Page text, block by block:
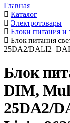
Главная
Каталог
Электротовары
Блоки питания и
Блок питания
25DA2/
Блок
DIM,
25DA2/